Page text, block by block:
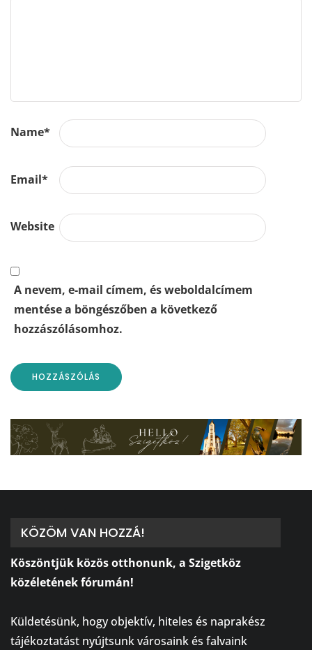
Name*
Email*
Website
A nevem, e-mail címem, és weboldalcímem
mentése a böngészőben a következő
hozzászólásomhoz.
KÖZÖM VAN HOZZÁ!
Köszöntjük közös otthonunk, a Szigetköz
közéletének fórumán!
Küldetésünk, hogy objektív, hiteles és naprakész
tájékoztatást nyújtsunk városaink és falvaink